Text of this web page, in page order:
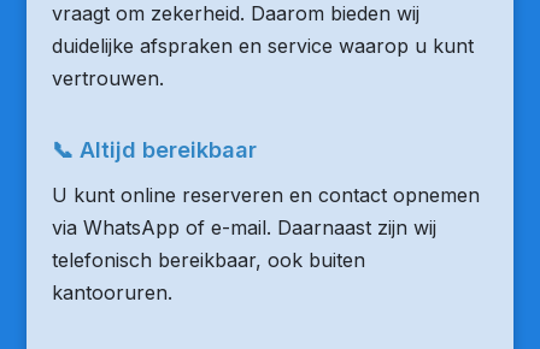
vraagt om zekerheid. Daarom bieden wij
duidelijke afspraken en service waarop u kunt
vertrouwen.
📞 Altijd bereikbaar
U kunt online reserveren en contact opnemen
via WhatsApp of e-mail. Daarnaast zijn wij
telefonisch bereikbaar, ook buiten
kantooruren.